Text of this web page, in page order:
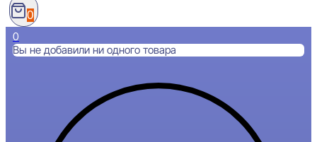
0
0
Вы не добавили ни одного товара